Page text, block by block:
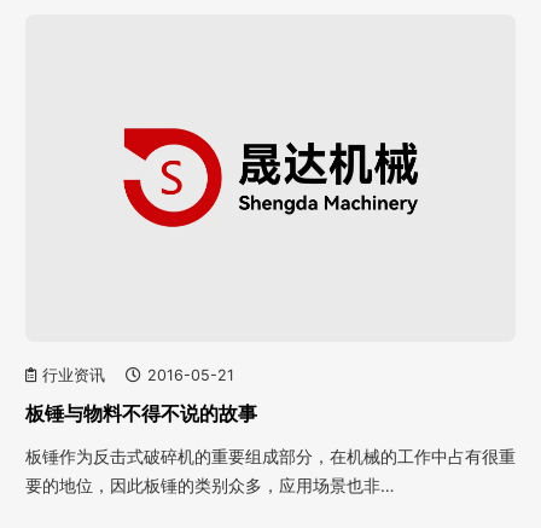
行业资讯 2016-05-21
板锤与物料不得不说的故事
板锤作为反击式破碎机的重要组成部分，在机械的工作中占有很重
要的地位，因此板锤的类别众多，应用场景也非…